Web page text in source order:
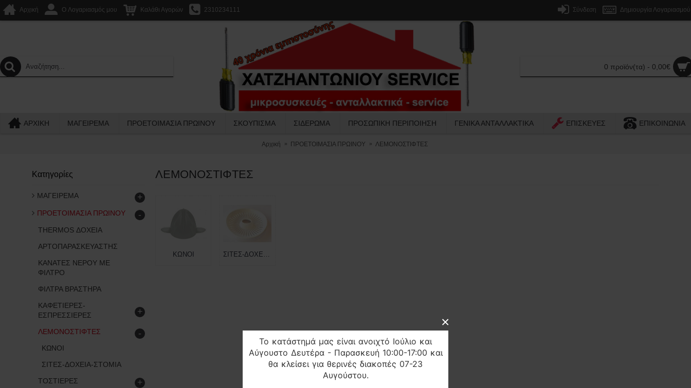
Το κατάστημά μας είναι ανοιχτό Ιούλιο και
Αύγουστο Δευτέρα - Παρασκευή 10:00-17:00 και
θα κλείσει για θερινές διακοπές 07-23
Αυγούστου.
×
Αρχική O Λογαριασμός μου Καλάθι Αγορών 2310234111 Σύνδεση Δημιουργία Λογαριασμού
0 προϊόν(τα) - 0,00€
ΑΡΧΙΚΉ ΜΑΓΕΙΡΕΜΑ ΠΡΟΕΤΟΙΜΑΣΙΑ ΠΡΩΙΝΟΥ ΣΚΟΥΠΙΣΜΑ ΣΙΔΕΡΩΜΑ ΠΡΟΣΩΠΙΚΗ ΠΕΡΙΠΟΙΗΣΗ ΓΕΝΙΚΑ ΑΝΤΑΛΛΑΚΤΙΚΑ ΕΠΙΣΚΕΥΕΣ ΕΠΙΚΟΙΝΩΝΙΑ
Αρχική ΠΡΟΕΤΟΙΜΑΣΙΑ ΠΡΩΙΝΟΥ ΛΕΜΟΝΟΣΤΙΦΤΕΣ
Κατηγορίες
ΜΑΓΕΙΡΕΜΑ +
ΠΡΟΕΤΟΙΜΑΣΙΑ ΠΡΩΙΝΟΥ -
THERMOS ΔΟΧΕΙΑ
ΑΡΤΟΠΑΡΑΣΚΕΥΑΣΤΗΣ
ΚΑΝΑΤΕΣ ΝΕΡΟΥ ΜΕ
ΦΙΛΤΡΟ
ΦΙΛΤΡΑ ΒΡΑΣΤΗΡΑ
ΚΑΦΕΤΙΕΡΕΣ-
ΕΣΠΡΕΣΣΙΕΡΕΣ
+
ΛΕΜΟΝΟΣΤΙΦΤΕΣ -
ΚΩΝΟΙ
ΣΙΤΕΣ-ΔΟΧΕΙΑ-ΣΤΟΜΙΑ
ΤΟΣΤΙΕΡΕΣ
+
ΛΕΜΟΝΟΣΤΙΦΤΕΣ
ΚΩΝΟΙ ΣΙΤΕΣ-ΔΟΧΕΙΑ-ΣΤΟΜΙΑ